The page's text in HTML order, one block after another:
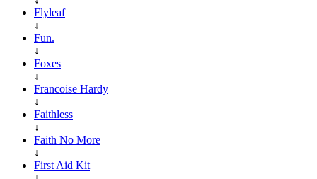
Flyleaf
↓
Fun.
↓
Foxes
↓
Francoise Hardy
↓
Faithless
↓
Faith No More
↓
First Aid Kit